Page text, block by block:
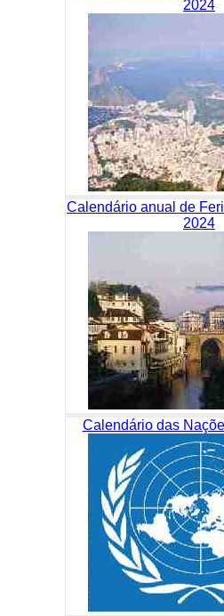
2024
Calendário anual de
2024
Calendário das